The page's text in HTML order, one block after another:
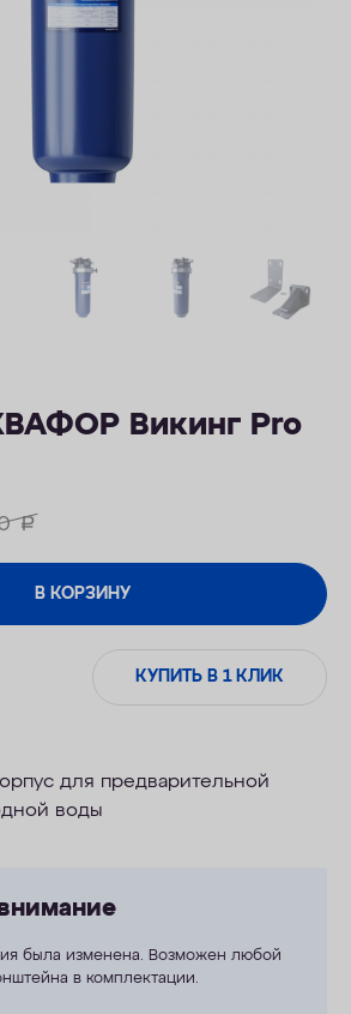
Викинг Pro
руб.
В КОРЗИНУ
КУПИТЬ В 1 КЛИК
для предварительной
воды
была изменена. Возможен любой
в комплектации.